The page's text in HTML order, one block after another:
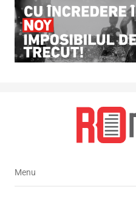
Menu
Menu